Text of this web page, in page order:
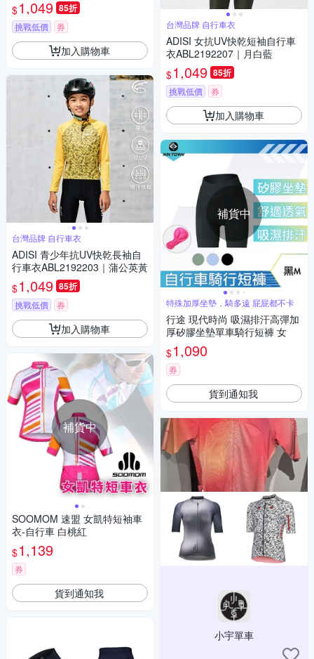
$1,049 85折
挑戰低價 券
加入購物車
台灣品牌 自行車衣
ADISI 青少年抗UV快乾長袖自
行車衣ABL2192203｜蒲公英黃
$1,049 85折
挑戰低價 券
加入購物車
補貨中
SOOMOM 速盟 女凱特短袖車
衣-自行車 白桃紅
$1,139
券
貨到通知我
台灣品牌 自行車衣
ADISI 女抗UV快乾短袖自行車
衣ABL2192207｜月白藍
$1,049 85折
挑戰低價 券
加入購物車
補貨中
特殊加厚坐墊，騎多遠 屁屁都不卡
行途 現代時尚 吸濕排汗高彈加
厚矽膠坐墊單車騎行短褲 女
$1,090
券
貨到通知我
小宇單車